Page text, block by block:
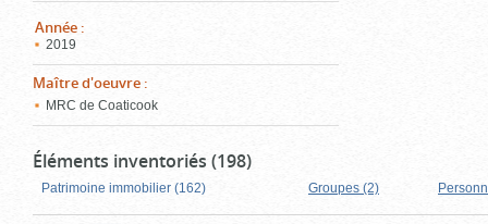
Année :
2019
Maître d'oeuvre :
MRC de Coaticook
Éléments inventoriés (198)
Patrimoine immobilier (162) Groupes (2)